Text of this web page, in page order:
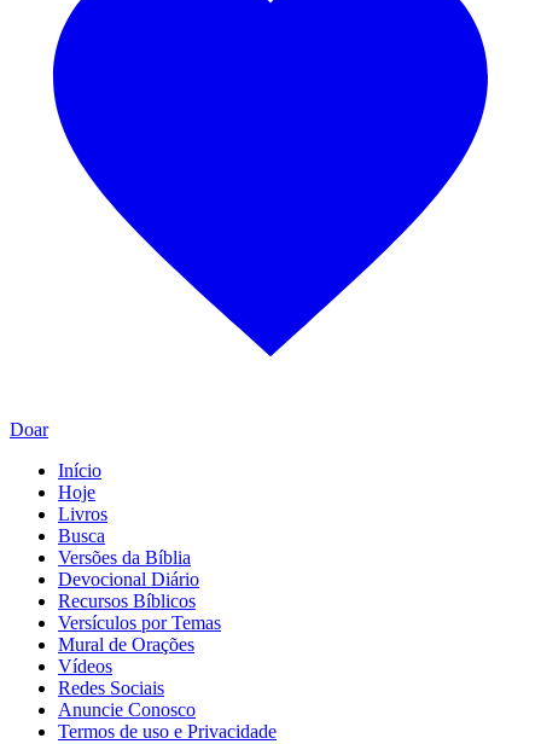
Doar
Início
Hoje
Livros
Busca
Versões da Bíblia
Devocional Diário
Recursos Bíblicos
Versículos por Temas
Mural de Orações
Vídeos
Redes Sociais
Anuncie Conosco
Termos de uso e Privacidade